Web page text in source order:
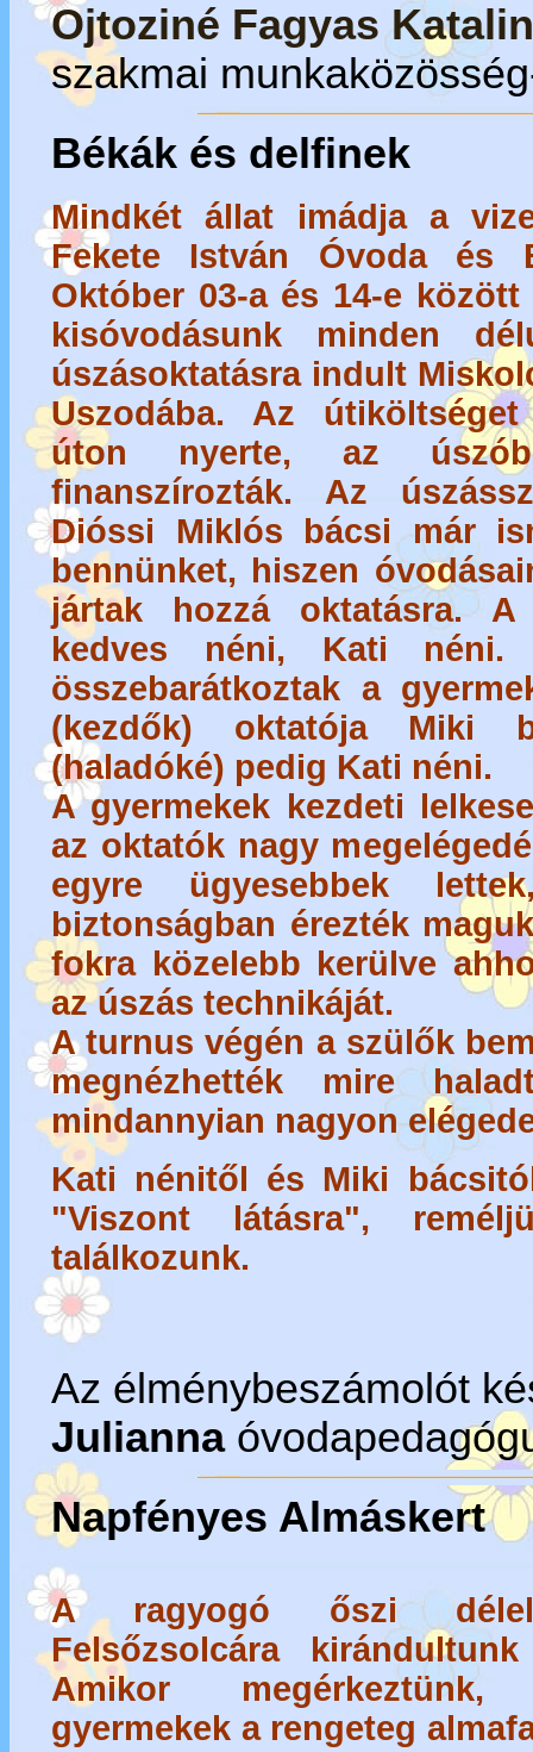
Ojtoziné Fagyas Katalin
szakmai
Békák és delfinek
Mindkét állat imádja a
Fekete István Óvoda és
Október 03-a és 14-e
kisóvodásunk minden
úszásoktatásra indult
Uszodába. Az
úton nyerte, az
finanszírozták. Az
Dióssi Miklós bácsi már
bennünket, hiszen
jártak hozzá oktatásra.
kedves néni, Kati néni.
összebarátkoztak a
(kezdők) oktatója Miki
(haladóké) pedig Kati néni.
A gyermekek kezdeti
az oktatók nagy
egyre ügyesebbek
biztonságban érezték
fokra közelebb kerülve
az úszás technikáját.
A turnus végén a szülők
megnézhették mire
mindannyian nagyon
Kati nénitől és Miki
"Viszont látásra",
találkozunk.
Az élménybeszámolót
Julianna
Napfényes Almáskert
A ragyogó őszi
Felsőzsolcára
Amikor
gyermekek a rengeteg